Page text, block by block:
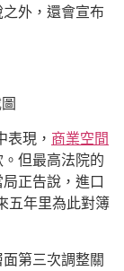
外，還會宣布
現， 商業空間
但最高法院的
正告說，進口
五年里為此對簿
第三次調整關